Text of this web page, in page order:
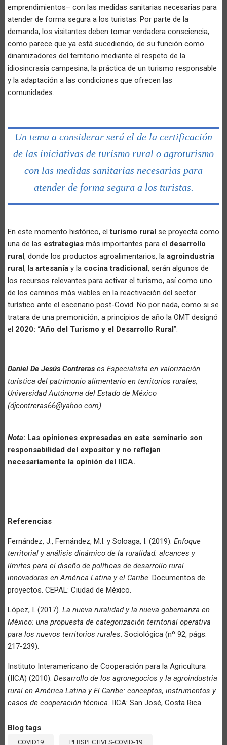
emprendimientos– con las medidas sanitarias necesarias para
atender de forma segura a los turistas. Por parte de la
demanda, los visitantes deben tomar verdadera consciencia,
como parece que ya está sucediendo, de su función como
dinamizadores del territorio mediante el respeto de la
idiosincrasia campesina, la práctica de un turismo responsable
y la adaptación a las condiciones que ofrecen las
comunidades.
Un tema a considerar será el de la certificación
de las iniciativas de turismo rural o agroturismo
con las medidas sanitarias necesarias para
atender de forma segura a los turistas.
En este momento histórico, el turismo rural se proyecta como
una de las estrategias más importantes para el desarrollo
rural, donde los productos agroalimentarios, la agroindustria
rural, la artesanía y la cocina tradicional, serán algunos de
los recursos relevantes para activar el turismo, así como uno
de los caminos más viables en la reactivación del sector
turístico ante el escenario post-Covid. No por nada, como si se
tratara de una premonición, a principios de año la OMT designó
el 2020: “Año del Turismo y el Desarrollo Rural”.
Daniel De Jesús Contreras es Especialista en valorización
turística del patrimonio alimentario en territorios rurales,
Universidad Autónoma del Estado de México
(djcontreras66@yahoo.com)
Nota: Las opiniones expresadas en este seminario son
responsabilidad del expositor y no reflejan
necesariamente la opinión del IICA.
Referencias
Fernández, J., Fernández, M.I. y Soloaga, I. (2019). Enfoque
territorial y análisis dinámico de la ruralidad: alcances y
límites para el diseño de políticas de desarrollo rural
innovadoras en América Latina y el Caribe. Documentos de
proyectos. CEPAL: Ciudad de México.
López, I. (2017). La nueva ruralidad y la nueva gobernanza en
México: una propuesta de categorización territorial operativa
para los nuevos territorios rurales. Sociológica (nº 92, págs.
217-239).
Instituto Interamericano de Cooperación para la Agricultura
(IICA) (2010). Desarrollo de los agronegocios y la agroindustria
rural en América Latina y El Caribe: conceptos, instrumentos y
casos de cooperación técnica. IICA: San José, Costa Rica.
Blog tags
COVID19 PERSPECTIVES-COVID-19